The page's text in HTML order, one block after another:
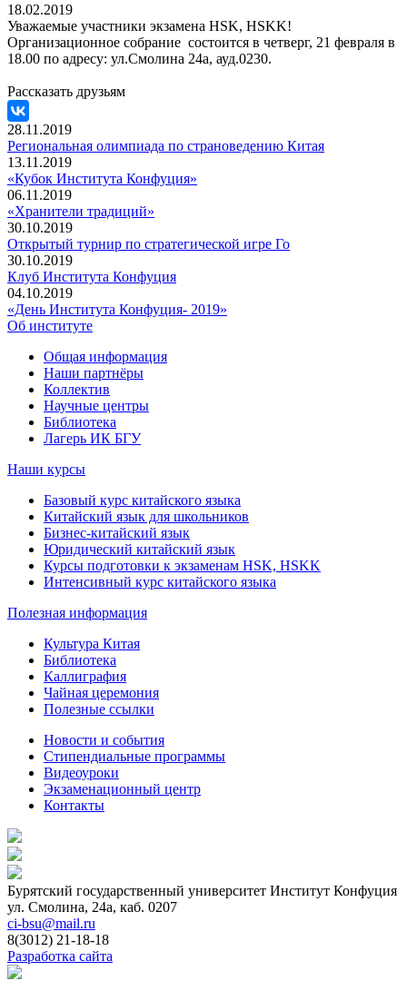
18.02.2019
Уважаемые участники экзамена HSK, HSKK!
Организационное собрание состоится в четверг, 21 февраля в
18.00 по адресу: ул.Смолина 24а, ауд.0230.
Рассказать друзьям
28.11.2019
Региональная олимпиада по страноведению Китая
13.11.2019
«Кубок Института Конфуция»
06.11.2019
«Хранители традиций»
30.10.2019
Открытый турнир по стратегической игре Го
30.10.2019
Клуб Института Конфуция
04.10.2019
«День Института Конфуция- 2019»
Об институте
Общая информация
Наши партнёры
Коллектив
Научные центры
Библиотека
Лагерь ИК БГУ
Наши курсы
Базовый курс китайского языка
Китайский язык для школьников
Бизнес-китайский язык
Юридический китайский язык
Курсы подготовки к экзаменам HSK, HSKK
Интенсивный курс китайского языка
Полезная информация
Культура Китая
Библиотека
Каллиграфия
Чайная церемония
Полезные ссылки
Новости и события
Стипендиальные программы
Видеоуроки
Экзаменационный центр
Контакты
Бурятский государственный университет Институт Конфуция
ул. Смолина, 24а, каб. 0207
ci-bsu@mail.ru
8(3012) 21-18-18
Разработка сайта